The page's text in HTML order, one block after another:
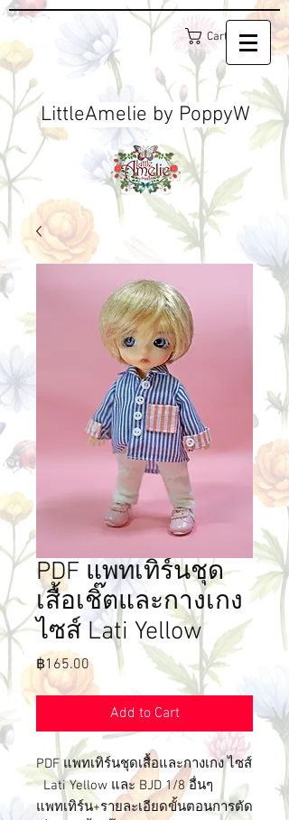
Cart
LittleAmelie by PoppyW
PDF แพทเทิร์นชุด
เสื้อเชิ๊ตและกางเกง
ไซส์ Lati Yellow
฿165.00Price
Add to Cart
PDF แพทเทิร์นชุดเสื้อและกางเกง ไซส์
Lati Yellow และ BJD 1/8 อื่นๆ
แพทเทิร์น+รายละเอียดขั้นตอนการตัด